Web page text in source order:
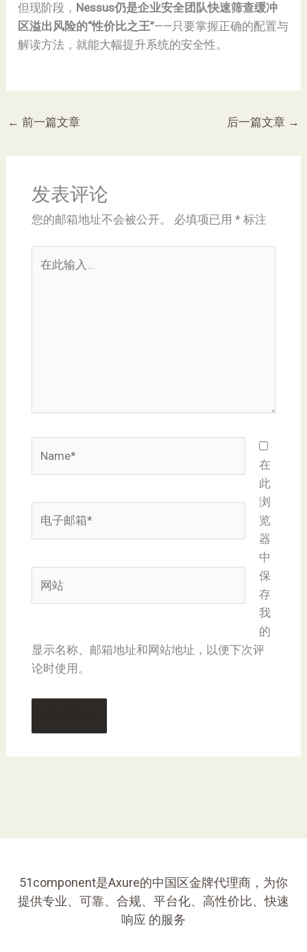
但现阶段， Nessus仍是企业安全团队快速筛查缓冲
区溢出风险的“性价比之王”——只要掌握正确的配置与
解读方法，就能大幅提升系统的安全性。
← 前一篇文章 后一篇文章 →
发表评论
您的邮箱地址不会被公开。 必填项已用 * 标注
箱
站
在
此
浏
览
器
中
保
存
我
的
显示名称、邮箱地址和网站地址，以便下次评
论时使用。
51component是Axure的中国区金牌代理商，为你
提供专业、可靠、合规、平台化、高性价比、快速
响应 的服务